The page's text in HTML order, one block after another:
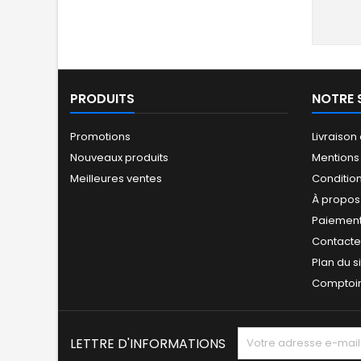
PRODUITS
Promotions
Nouveaux produits
Meilleures ventes
NOTRE
Livraison
À propos
Plan du
LETTRE D'INFORMATIONS